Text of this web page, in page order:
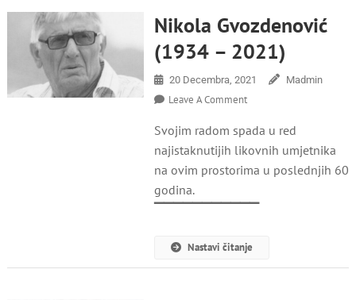
Nikola Gvozdenović
(1934 – 2021)
20 Decembra, 2021 Madmin
Leave A CommentOn
Gvozdenović
(1934
2021)
Svojim radom spada u red
najistaknutijih likovnih umjetnika
na ovim prostorima u poslednjih 60
godina.
Nastavi čitanje